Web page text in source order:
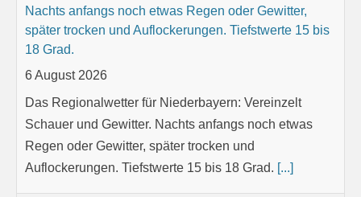
Nachts anfangs noch etwas Regen oder Gewitter,
später trocken und Auflockerungen. Tiefstwerte 15 bis
18 Grad.
6 August 2026
Das Regionalwetter für Niederbayern: Vereinzelt
Schauer und Gewitter. Nachts anfangs noch etwas
Regen oder Gewitter, später trocken und
Auflockerungen. Tiefstwerte 15 bis 18 Grad. [...]